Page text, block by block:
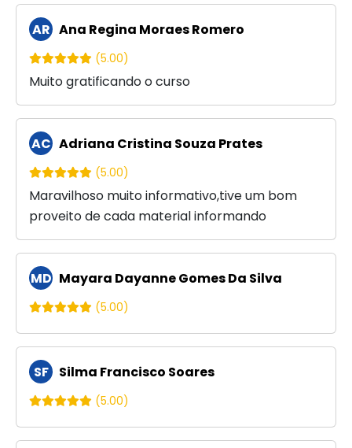
AR Ana Regina Moraes Romero
(5.00)
Muito gratificando o curso
AC Adriana Cristina Souza Prates
(5.00)
Maravilhoso muito informativo,tive um bom
proveito de cada material informando
MD Mayara Dayanne Gomes Da Silva
(5.00)
SF Silma Francisco Soares
(5.00)